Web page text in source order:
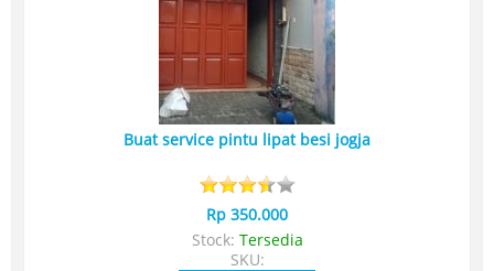
Buat service pintu lipat besi jogja
Rp 350.000
Stock: Tersedia
SKU: